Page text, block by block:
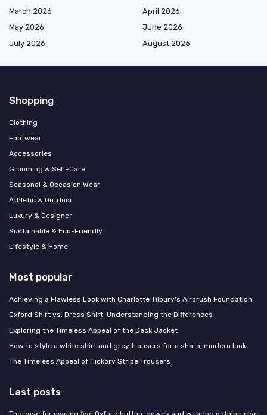
March 2026
April 2026
May 2026
June 2026
July 2026
August 2026
Shopping
Clothing
Footwear
Accessories
Grooming & Self-Care
Seasonal & Occasion Wear
Athletic & Outdoor
Luxury & Designer
Sustainable & Eco-Friendly
Lifestyle & Home
Most popular
Achieving a Flawless Look with Charlotte Tilbury's Airbrush Foundation
Oxford Shirt vs. Dress Shirt: Understanding the Differences
Exploring the Timeless Appeal of the Deck Jacket
How to style a white shirt and grey trousers for a sharp, modern look
The Timeless Appeal of Hickory Stripe Trousers
Last posts